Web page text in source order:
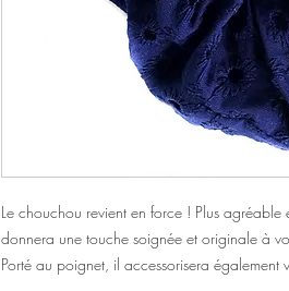
Le chouchou revient en force ! Plus
donnera une touche soignée et originale à
Porté au poignet, il accessorisera également